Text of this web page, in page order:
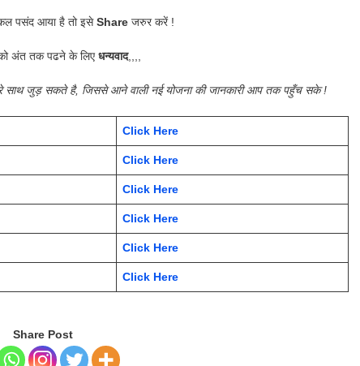
पसंद आया है तो इसेShareजरुर करें !
अंत तक पढने के लिएधन्यवाद,,,,
साथ जुड़ सकते है, जिससे आने वाली नई योजना की जानकारी आप तक पहुँच सके !
Click Here
Click Here
Click Here
Click Here
Click Here
Click Here
Share Post